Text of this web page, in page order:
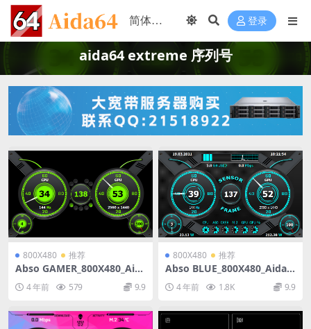
登录
aida64 extreme 序列号
800X480 推荐
Abso GAMER_800X480_Aid
a64_Sensorpanel模板【推荐
009】
4 年前 579 9.9
800X480 推荐
Abso BLUE_800X480_Aida6
4_Sensorpanel模板【推荐00
9】4 年前 1.8K 9.9